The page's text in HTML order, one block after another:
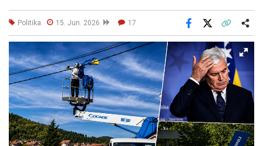
Politika 15. Jun. 2026 17
Facebook